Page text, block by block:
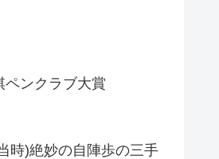
ペンクラブ大賞
時)絶妙の自陣歩の三手